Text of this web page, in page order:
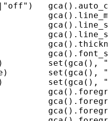
set(gca(),
set(gca(),
set(gca(),